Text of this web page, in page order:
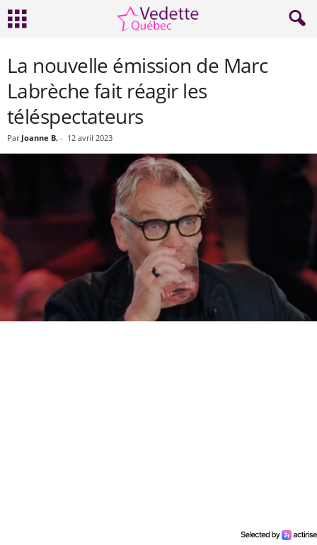
La nouvelle émission de Marc
Labrèche fait réagir les
téléspectateurs
Par Joanne B. - 12 avril 2023